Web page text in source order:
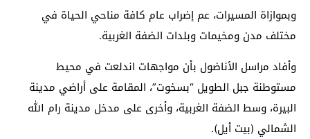
وبموازاة المسيرات، عم إضراب عام كافة مناحي الحياة في
مختلف مدن ومخيمات وبلدات الضفة الغربية.
وأفاد مراسل الأناضول بأن مواجهات اندلعت في محيط
مستوطنة جبل الطويل “بسخوت”، المقامة على أراضي مدينة
البيرة، وسط الضفة الغربية، وأخرى على مدخل مدينة رام الله
الشمالي (بيت أيل).